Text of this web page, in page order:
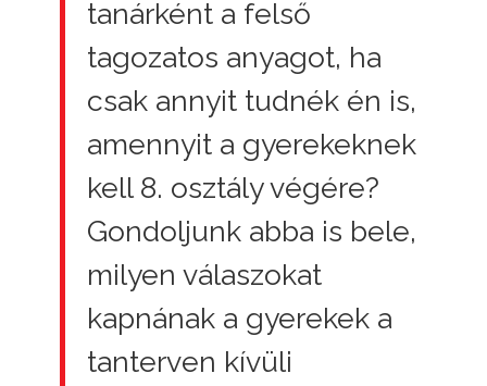
tanárként a felső
tagozatos anyagot, ha
csak annyit tudnék én is,
amennyit a gyerekeknek
kell 8. osztály végére?
Gondoljunk abba is bele,
milyen válaszokat
kapnának a gyerekek a
tanterven kívüli